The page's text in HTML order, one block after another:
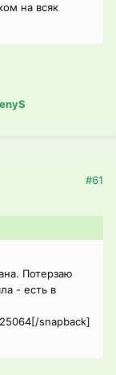
на всяк
#61
Потерзаю
- есть в
snapback]